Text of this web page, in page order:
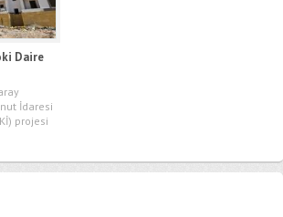
Daire
İdaresi
projesi